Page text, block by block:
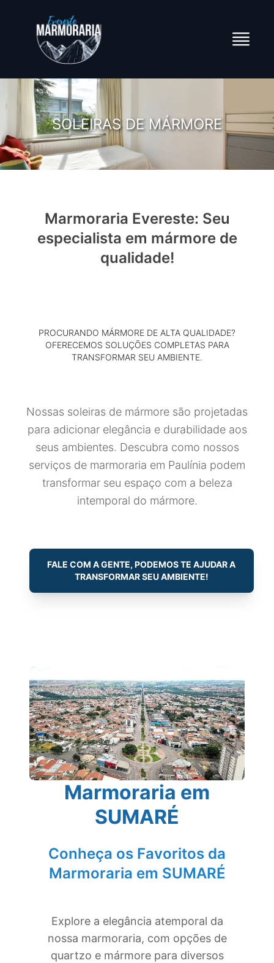
SOLEIRAS DE MÁRMORE
Marmoraria Evereste: Seu
especialista em mármore de
qualidade!
PROCURANDO MÁRMORE DE ALTA QUALIDADE?
OFERECEMOS SOLUÇÕES COMPLETAS PARA
TRANSFORMAR SEU AMBIENTE.
Nossas soleiras de mármore são projetadas
para adicionar elegância e durabilidade aos
seus ambientes. Descubra como nossos
serviços de marmoraria em Paulínia podem
transformar seu espaço com a beleza
intemporal do mármore.
FALE COM A GENTE, PODEMOS TE AJUDAR A
TRANSFORMAR SEU AMBIENTE!
Marmoraria em
SUMARÉ
Conheça os Favoritos da
Marmoraria em SUMARÉ
Explore a elegância atemporal da
nossa marmoraria, com opções de
quartzo e mármore para diversos